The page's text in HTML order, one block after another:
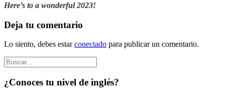
Here’s to a wonderful 2023!
Deja tu comentario
Lo siento, debes estarconectado para publicar un comentario.
¿Conoces tu nivel de inglés?